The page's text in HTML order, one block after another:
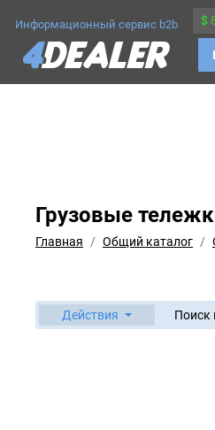
Информационный сервис b2b $
Грузовые
Главная Общий каталог
Действия Поиск